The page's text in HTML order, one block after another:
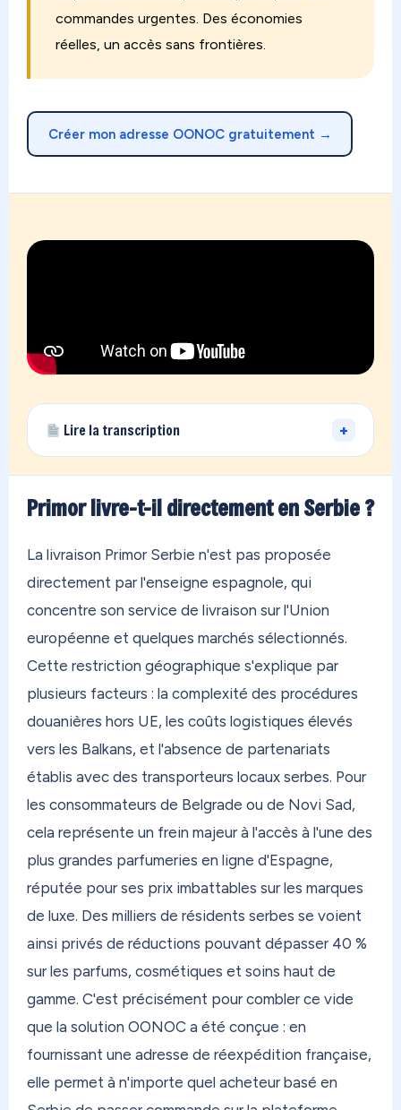
commandes urgentes. Des économies
réelles, un accès sans frontières.
Créer mon adresse OONOC gratuitement →
Lire la transcription +
ou des boutiques qui refusent de livrer à votre
OONOC, c'est votre adresse personnelle en
France métropolitaine. En 30 secondes, vous êtes
inscrit. Vous commandez sur n'importe quelle
importe. On reçoit tout dans notre entrepôt, on
regroupe vos achats, et on vous les envoie
directement où que vous soyez. Aux Antilles, en
Polynésie, au Canada, au Maroc, partout. Dès
12,40€ (frais de port, hors frais de traitement),
avec des options express et économiques selon
Et si vous avez des colis qui s'accumulent chez un
proche — famille, ami — qui n'a ni le temps ni
l'envie de faire la queue en bureau de poste ?
Switch Mode est fait pour ça. Votre proche
avancer un centime. Et si vous résidez dans les
DOM, vous recevez votre colis sans taxe. Simple,
rapide, sans déranger personne.
selon vos besoins. Besoin d'une réexpédition
Primor livre-t-il directement en Serbie ?
La livraison Primor Serbie n'est pas proposée
directement par l'enseigne espagnole, qui
concentre son service de livraison sur l'Union
européenne et quelques marchés sélectionnés.
Cette restriction géographique s'explique par
plusieurs facteurs : la complexité des procédures
douanières hors UE, les coûts logistiques élevés
vers les Balkans, et l'absence de partenariats
établis avec des transporteurs locaux serbes. Pour
les consommateurs de Belgrade ou de Novi Sad,
cela représente un frein majeur à l'accès à l'une des
plus grandes parfumeries en ligne d'Espagne,
réputée pour ses prix imbattables sur les marques
de luxe. Des milliers de résidents serbes se voient
ainsi privés de réductions pouvant dépasser 40 %
sur les parfums, cosmétiques et soins haut de
gamme. C'est précisément pour combler ce vide
que la solution OONOC a été conçue : en
fournissant une adresse de réexpédition française,
elle permet à n'importe quel acheteur basé en